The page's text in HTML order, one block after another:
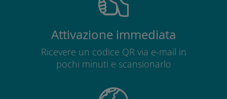
Attivazione immediata
Ricevere un codice QR via e-mail in
pochi minuti e scansionarlo